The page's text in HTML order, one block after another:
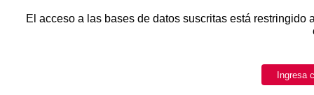
El acceso a las bases de datos suscritas está